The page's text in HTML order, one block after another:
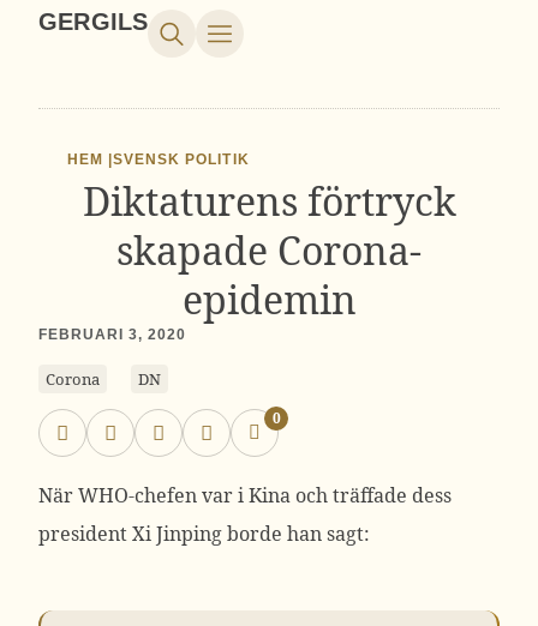
GERGILS
HEM |SVENSK POLITIK
Diktaturens förtryck
skapade Corona-
epidemin
FEBRUARI 3, 2020
Corona DN
0
När WHO-chefen var i Kina och träffade dess
president Xi Jinping borde han sagt: